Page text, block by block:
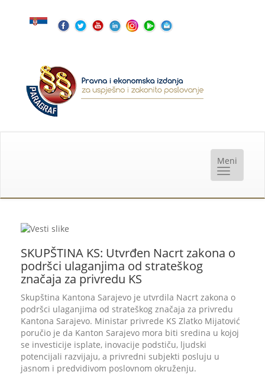
SKUPŠTINA KS: Utvrđen Nacrt zakona o
podršci ulaganjima od strateškog
značaja za privredu KS
Skupština Kantona Sarajevo je utvrdila Nacrt zakona o
podršci ulaganjima od strateškog značaja za privredu
Kantona Sarajevo. Ministar privrede KS Zlatko Mijatović
poručio je da Kanton Sarajevo mora biti sredina u kojoj
se investicije isplate, inovacije podstiču, ljudski
potencijali razvijaju, a privredni subjekti posluju u
jasnom i predvidivom poslovnom okruženju.